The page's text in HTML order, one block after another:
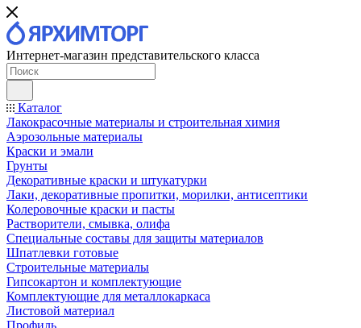
Интернет-магазин представительского класса
Каталог
Лакокрасочные материалы и строительная химия
Аэрозольные материалы
Краски и эмали
Грунты
Декоративные краски и штукатурки
Лаки, декоративные пропитки, морилки, антисептики
Колеровочные краски и пасты
Растворители, смывка, олифа
Специальные составы для защиты материалов
Шпатлевки готовые
Строительные материалы
Гипсокартон и комплектующие
Комплектующие для металлокаркаса
Листовой материал
Профиль